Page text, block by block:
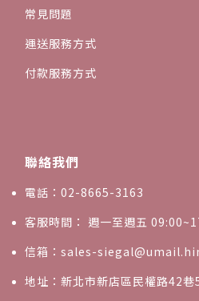
常見問題
運送服務方式
付款服務方式
聯絡我們
電話：02-8665-3163
客服時間： 週一至週五
信箱：sales-
地址：新北市新店區民權路42